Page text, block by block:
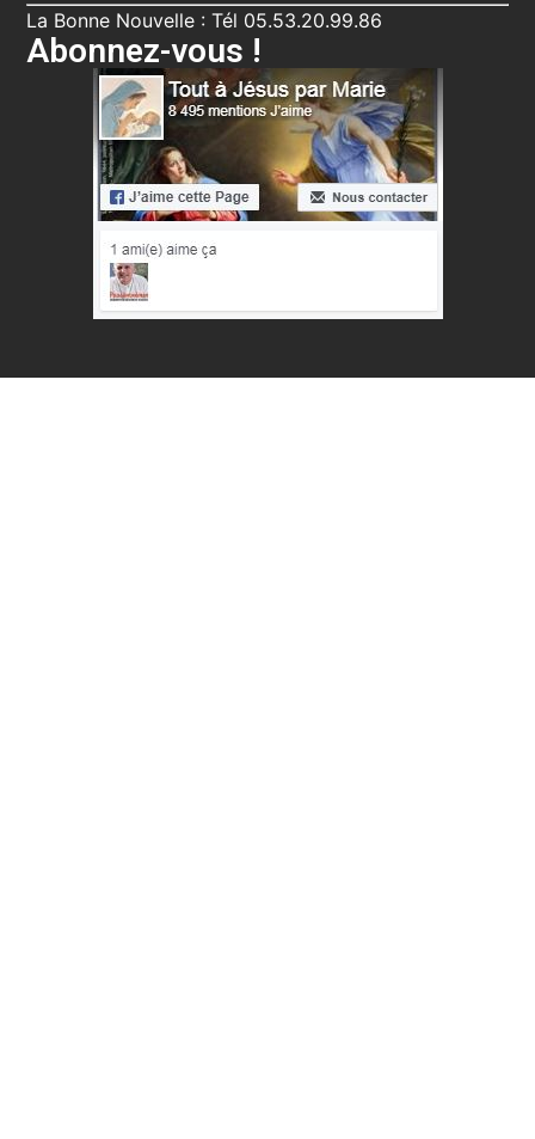
La Bonne Nouvelle : Tél 05.53.20.99.86
Abonnez-vous !